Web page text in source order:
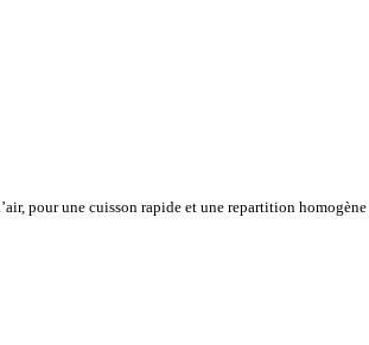
pour une cuisson rapide et une repartition homogène